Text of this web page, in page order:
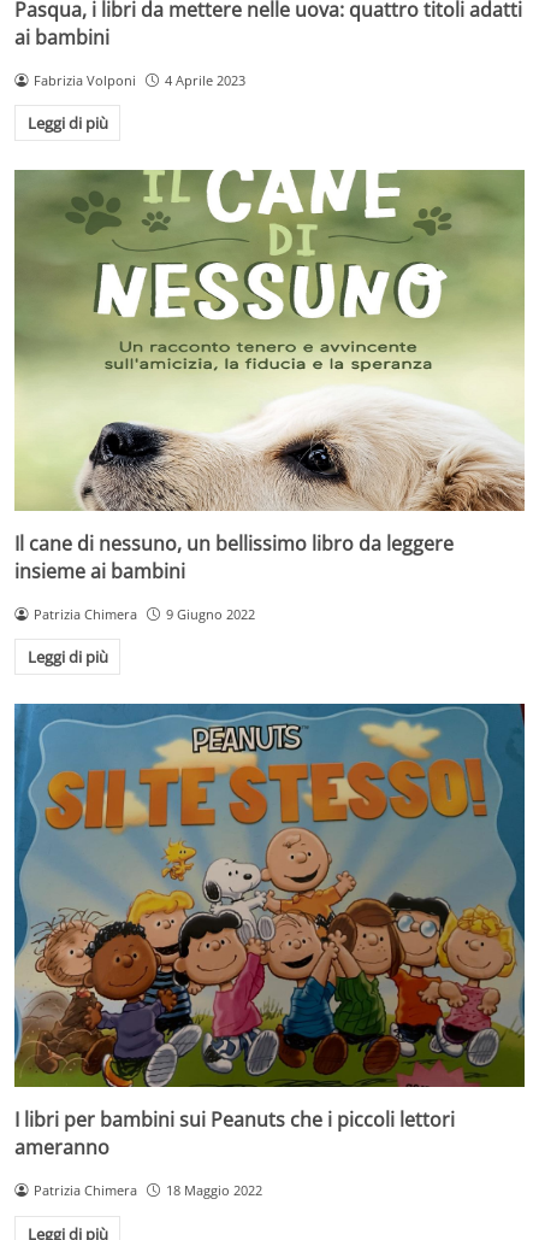
Pasqua, i libri da mettere nelle uova: quattro titoli adatti
ai bambini
Fabrizia Volponi 4 Aprile 2023
Leggi di più
Il cane di nessuno, un bellissimo libro da leggere
insieme ai bambini
Patrizia Chimera 9 Giugno 2022
Leggi di più
I libri per bambini sui Peanuts che i piccoli lettori
ameranno
Patrizia Chimera 18 Maggio 2022
Leggi di più